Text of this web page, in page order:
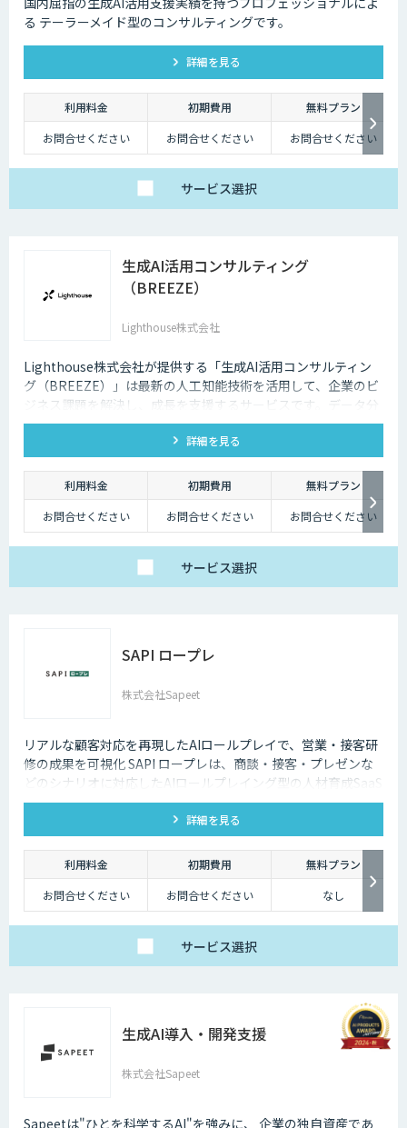
る テーラーメイド型のコンサルティングです。
詳細を見る
利用料金 初期費用
無料プラン
お問合せください
お問合せください お問合せください
サービス選択
生成AI活用コンサルティング
（BREEZE）
Lighthouse株式会社
Lighthouse株式会社が提供する「生成AI活用コンサルティン
グ（BREEZE）」は最新の人工知能技術を活用して、企業のビ
ジネス課題を解決し、成長を支援するサービスです。データ分
析、業務自動化、予測分析、カスタマーエクスペリエンスの向
上など、幅広いソリューションを提供します。貴社事業の実態
に合わせたAI活用戦略を構築し、競争力を高めます。
詳細を見る
利用料金 初期費用
無料プラン
お問合せください
お問合せください お問合せください
サービス選択
SAPI ロープレ
株式会社Sapeet
リアルな顧客対応を再現したAIロールプレイで、営業・接客研
修の成果を可視化 SAPI ロープレは、商談・接客・プレゼンな
どのシナリオに対応したAIロールプレイング型の人材育成SaaS
です。 AIアバターとの実践トレーニングと動画フィードバック
により、新人・中途スタッフの早期戦力化と教育の属人化解消
を支援します。
詳細を見る
利用料金 初期費用
無料プラン
お問合せください
お問合せください なし
サービス選択
生成AI導入・開発支援
株式会社Sapeet
Sapeetは"ひとを科学するAI"を強みに、 企業の独自資産であ